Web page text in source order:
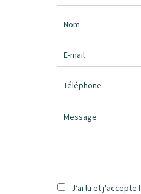
J’ai lu et j'accepte